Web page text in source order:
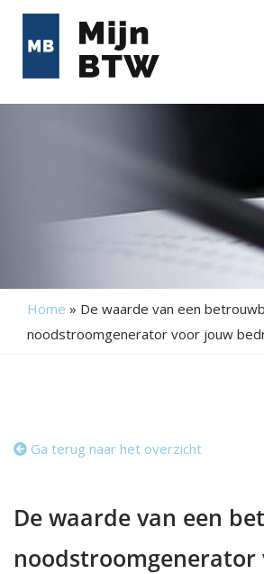
Home » De waarde van een
noodstroomgenerator voor jouw
Ga terug naar het overzicht
De waarde van een
noodstroomgenerator